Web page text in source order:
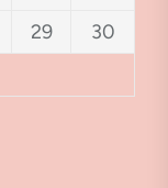
29
30